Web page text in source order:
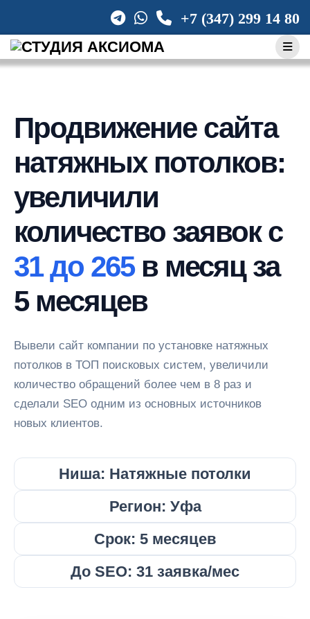
+7 (347) 299 14 80
Продвижение сайта
натяжных потолков:
увеличили
количество заявок с
31 до 265в месяц за
5 месяцев
Вывели сайт компании по установке натяжных
потолков в ТОП поисковых систем, увеличили
количество обращений более чем в 8 раз и
сделали SEO одним из основных источников
новых клиентов.
Ниша: Натяжные потолки
Регион: Уфа
Срок: 5 месяцев
До SEO: 31 заявка/мес